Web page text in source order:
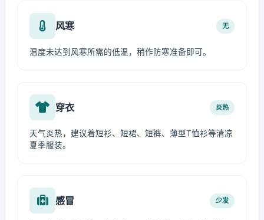
风寒 无
温度未达到风寒所需的低温，稍作防寒准备即可。
穿衣 炎热
天气炎热，建议着短衫、短裙、短裤、薄型T恤衫等清凉
夏季服装。
感冒 少发